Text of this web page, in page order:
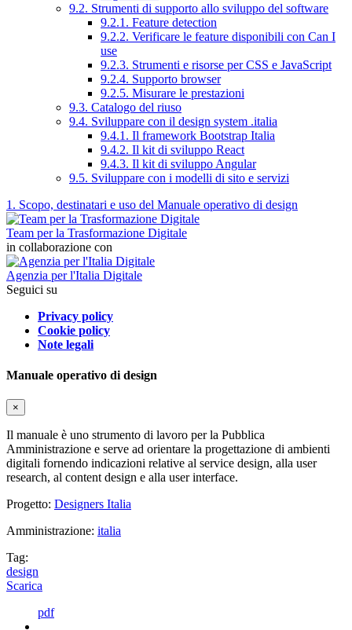
9.2. Strumenti di supporto allo sviluppo del software
9.2.1. Feature detection
9.2.2. Verificare le feature disponibili con Can I
use
9.2.3. Strumenti e risorse per CSS e JavaScript
9.2.4. Supporto browser
9.2.5. Misurare le prestazioni
9.3. Catalogo del riuso
9.4. Sviluppare con il design system .italia
9.4.1. Il framework Bootstrap Italia
9.4.2. Il kit di sviluppo React
9.4.3. Il kit di sviluppo Angular
9.5. Sviluppare con i modelli di sito e servizi
1. Scopo, destinatari e uso del Manuale operativo di design
Team per la Trasformazione Digitale
in collaborazione con
Agenzia per l'Italia Digitale
Seguici su
Privacy policy
Cookie policy
Note legali
Manuale operativo di design
×
Il manuale è uno strumento di lavoro per la Pubblica
Amministrazione e serve ad orientare la progettazione di ambienti
digitali fornendo indicazioni relative al service design, alla user
research, al content design e alla user interface.
Progetto: Designers Italia
Amministrazione: italia
Tag:
design
Scarica
pdf